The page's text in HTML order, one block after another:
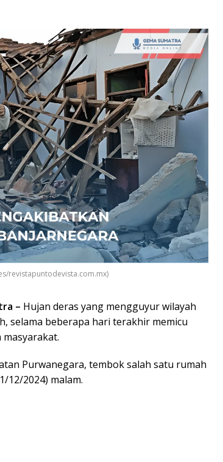
revistapuntodevista.com.mx)
– Hujan deras yang mengguyur wilayah
selama beberapa hari terakhir memicu
Purwanegara, tembok salah satu rumah
12/2024) malam.